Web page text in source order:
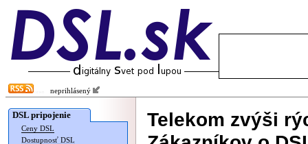
neprihlásený
DSL pripojenie
Ceny DSL
Dostupnosť DSL
Telekom zvýši